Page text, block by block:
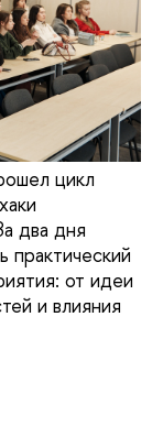
цикл
два дня
практический
от идеи
и влияния